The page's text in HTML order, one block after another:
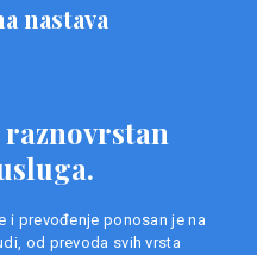
nastava
raznovrstan
i prevođenje ponosan je na
od prevoda svih vrsta